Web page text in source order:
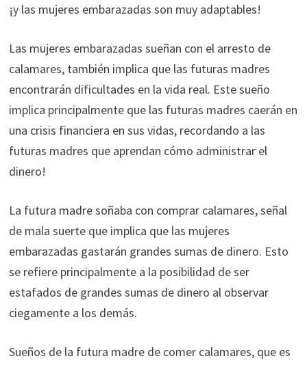
¡y las mujeres embarazadas son muy adaptables!
Las mujeres embarazadas sueñan con el arresto de
calamares, también implica que las futuras madres
encontrarán dificultades en la vida real. Este sueño
implica principalmente que las futuras madres caerán en
una crisis financiera en sus vidas, recordando a las
futuras madres que aprendan cómo administrar el
dinero!
La futura madre soñaba con comprar calamares, señal
de mala suerte que implica que las mujeres
embarazadas gastarán grandes sumas de dinero. Esto
se refiere principalmente a la posibilidad de ser
estafados de grandes sumas de dinero al observar
ciegamente a los demás.
Sueños de la futura madre de comer calamares, que es